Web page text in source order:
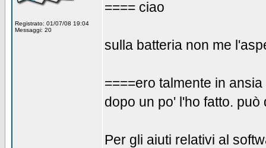
Registrato: 01/07/08 19:04
Messaggi: 20
==== ciao
sulla batteria non me
====ero talmente in
dopo un po' l'ho fatto.
Per gli aiuti relativi al